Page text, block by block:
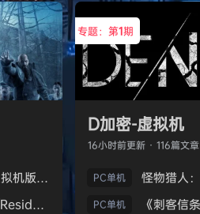
生化危机9：安魂曲-虚拟机版（Resident Evil Requiem HYPERVISOR）免安装中文版
《生化危机7：黄金版/Resident Evil 7 Biohazard》免安装中文版
专题：第1期
D加密-虚拟机
16小时前更新 · 116篇文章
PC单机
PC单机